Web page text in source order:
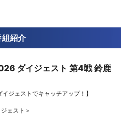
組紹介
ダイジェスト 第4戦 鈴鹿
ジェストでキャッチアップ！】
ェスト＞